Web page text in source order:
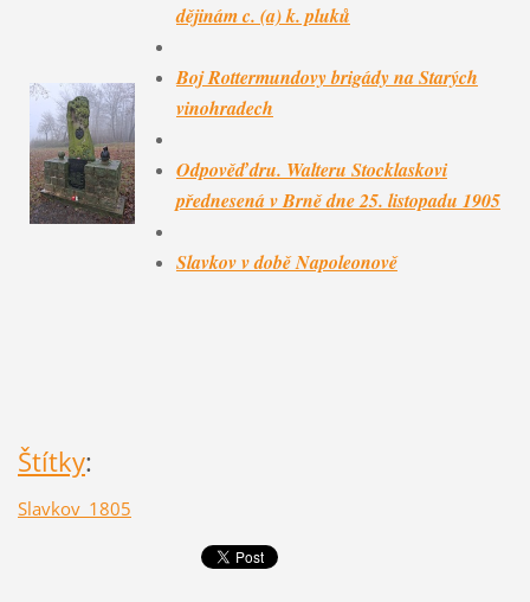
dějinám c. (a) k. pluků
Boj Rottermundovy brigády na Starých
vinohradech
Odpověď dru. Walteru Stocklaskovi
přednesená v Brně dne 25. listopadu 1905
Slavkov v době Napoleonově
Štítky:
Slavkov_1805